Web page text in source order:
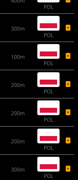
POL
300m
POL
100m
POL
200m
POL
200m
POL
200m
POL
300m
POL